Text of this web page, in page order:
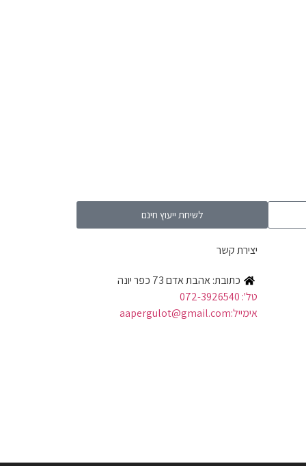
לשיחת ייעוץ חינם
יצירת קשר
כתובת: אהבת אדם 73 כפר יונה
טל': 072-3926540
אימייל:aapergulot@gmail.com